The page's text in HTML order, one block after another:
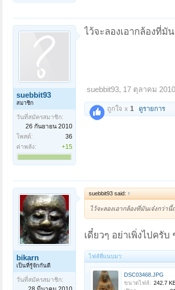
suebbit93
สมาชิก
วันที่สมัครสมาชิก:
26 กันยายน 2010
โพสต์:
36
ค่าพลัง:
+15
ไว้จะลองเอากล้องที่
suebbit93, 17 ตุลาคม 2010
ถูกใจ x 1 ดูรายการ
bikarn
เป็นที่รู้จักกันดี
วันที่สมัครสมาชิก:
suebbit93 said: ↑
ไว้จะลองเอากล้องที่มันเจ๋งกว่
เดี๋ยวๆ อย่าเพิ่งไปครั
ไฟล์ที่แนบมา:
DSC03468.JPG
ขนาดไฟล์: 242.7